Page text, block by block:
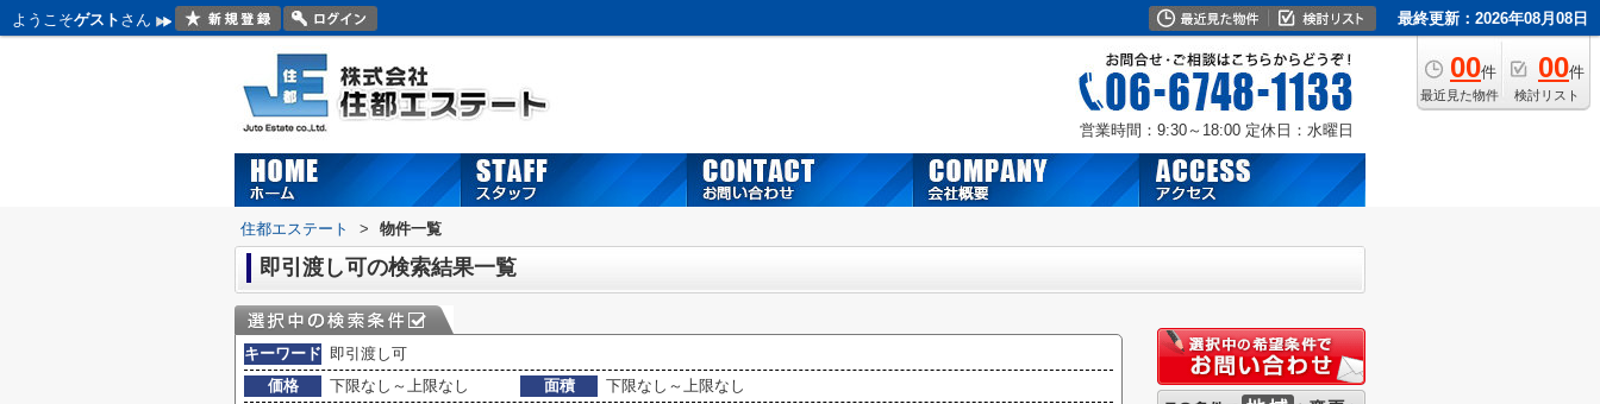
ようこそゲスト さん 最終更新：2026年08月08日
00件
最近見た物件
00件
検討リスト
営業時間：9:30～18:00 定休日：水曜日
住都エステート > 物件一覧
即引渡し可の検索結果一覧
キーワード 即引渡し可
価格
下限なし～上限なし 面積
下限なし～上限なし